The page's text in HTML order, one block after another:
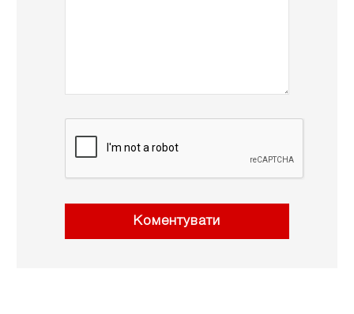
Коментувати